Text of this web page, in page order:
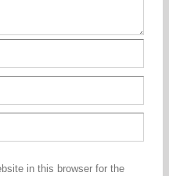
in this browser for the